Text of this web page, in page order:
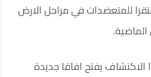
للمتعضدات في مراحل الارض
الماضية.
يفتح افاقا جديدة